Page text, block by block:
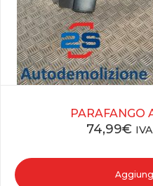
PARAFANGO
74,99€